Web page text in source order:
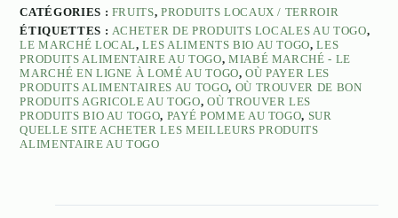
CATÉGORIES : FRUITS,PRODUITS LOCAUX / TERROIR
ÉTIQUETTES : ACHETER DE PRODUITS LOCALES AU TOGO,
LE MARCHÉ LOCAL,LES ALIMENTS BIO AU TOGO,LES
PRODUITS ALIMENTAIRE AU TOGO, MIABÉ MARCHÉ - LE
MARCHÉ EN LIGNE À LOMÉ AU TOGO,OÙ PAYER LES
PRODUITS ALIMENTAIRES AU TOGO, OÙ TROUVER DE BON
PRODUITS AGRICOLE AU TOGO, OÙ TROUVER LES
PRODUITS BIO AU TOGO, PAYÉ POMME AU TOGO, SUR
QUELLE SITE ACHETER LES MEILLEURS PRODUITS
ALIMENTAIRE AU TOGO